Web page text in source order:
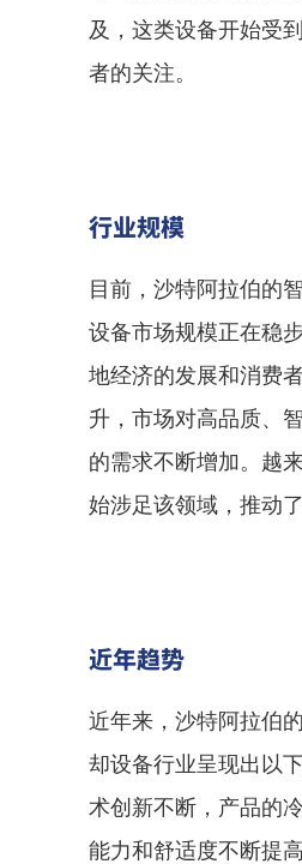
及，这类设备开始受
者的关注。
行业规模
目前，沙特阿拉伯的
设备市场规模正在稳
地经济的发展和消费
升，市场对高品质、
的需求不断增加。越
始涉足该领域，推动
近年趋势
近年来，沙特阿拉伯
却设备行业呈现出以
术创新不断，产品的
能力和舒适度不断提